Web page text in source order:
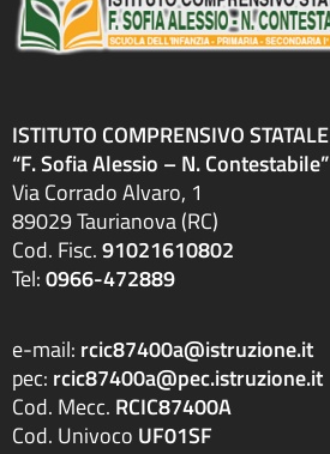
ISTITUTO COMPRENSIVO STATALE
“F. Sofia Alessio – N. Contestabile”
Via Corrado Alvaro, 1
89029 Taurianova (RC)
Cod. Fisc.91021610802
Tel:0966-472889
e-mail: rcic87400a@istruzione.it
pec: rcic87400a@pec.istruzione.it
Cod. Mecc. RCIC87400A
Cod. Univoco UF01SF